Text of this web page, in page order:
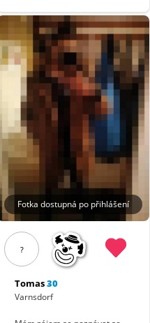
Fotka dostupná po přihlášení
?
Tomas30
Varnsdorf